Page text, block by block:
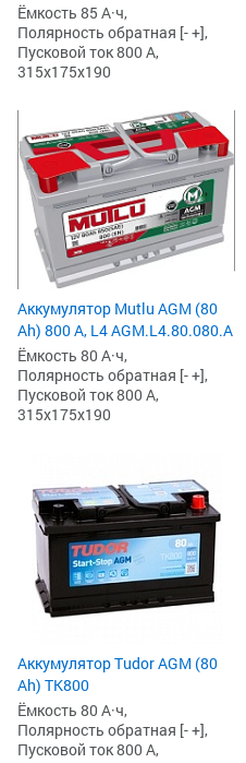
Ёмкость 85 А·ч,
Полярность обратная [- +],
Пусковой ток 800 А,
315x175x190
Аккумулятор Mutlu AGM (80
Ah) 800 А, L4 AGM.L4.80.080.A
Ёмкость 80 А·ч,
Полярность обратная [- +],
Пусковой ток 800 А,
315x175x190
Аккумулятор Tudor AGM (80
Ah) TK800
Ёмкость 80 А·ч,
Полярность обратная [- +],
Пусковой ток 800 А,